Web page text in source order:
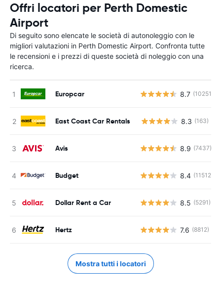
Offri locatori per Perth Domestic
Airport
Di seguito sono elencate le società di autonoleggio con le
migliori valutazioni in Perth Domestic Airport. Confronta tutte
le recensioni e i prezzi di queste società di noleggio con una
ricerca.
Europcar 8.7 (10251)
East Coast Car Rentals 8.3 (163)
Avis 8.9 (7437)
Budget 8.4 (11512)
Dollar Rent a Car 8.5 (5291)
Hertz 7.6 (8812)
Mostra tutti i locatori